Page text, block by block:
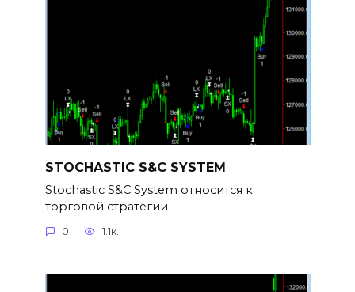
STOCHASTIC S&C SYSTEM
Stochastic S&C System относится к
торговой стратегии
0 1.1к.